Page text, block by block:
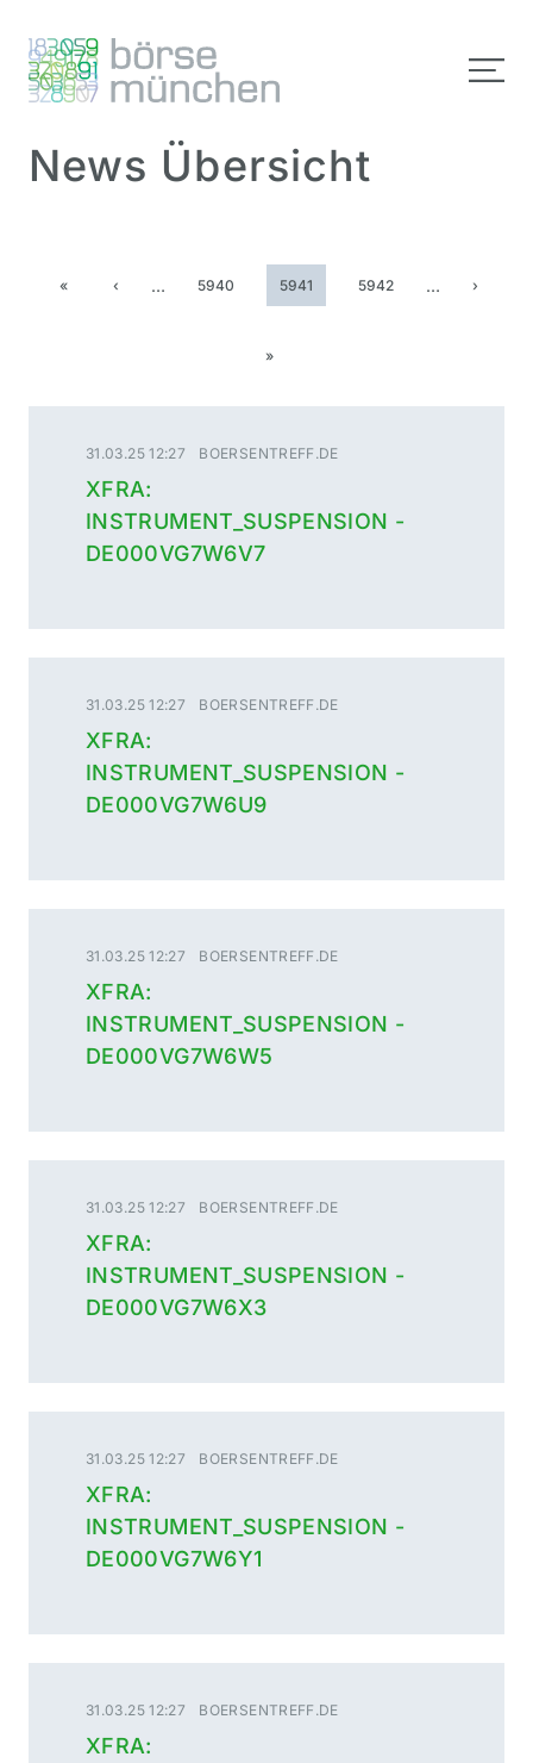
News Übersicht
« ‹ … 5940 5941 5942 … ›
»
31.03.25 12:27 BOERSENTREFF.DE
XFRA:
INSTRUMENT_SUSPENSION -
DE000VG7W6V7
31.03.25 12:27 BOERSENTREFF.DE
XFRA:
INSTRUMENT_SUSPENSION -
DE000VG7W6U9
31.03.25 12:27 BOERSENTREFF.DE
XFRA:
INSTRUMENT_SUSPENSION -
DE000VG7W6W5
31.03.25 12:27 BOERSENTREFF.DE
XFRA:
INSTRUMENT_SUSPENSION -
DE000VG7W6X3
31.03.25 12:27 BOERSENTREFF.DE
XFRA:
INSTRUMENT_SUSPENSION -
DE000VG7W6Y1
31.03.25 12:27 BOERSENTREFF.DE
XFRA: